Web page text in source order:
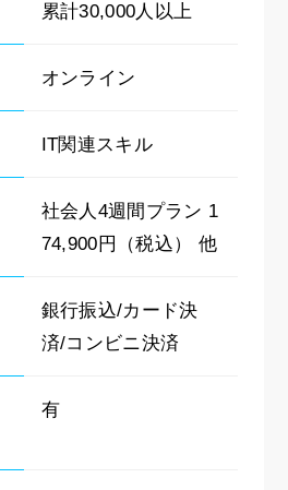
累計30,000人以上
オンライン
IT関連スキル
社会人4週間プラン 1
74,900円（税込） 他
銀行振込/カード決
済/コンビニ決済
有